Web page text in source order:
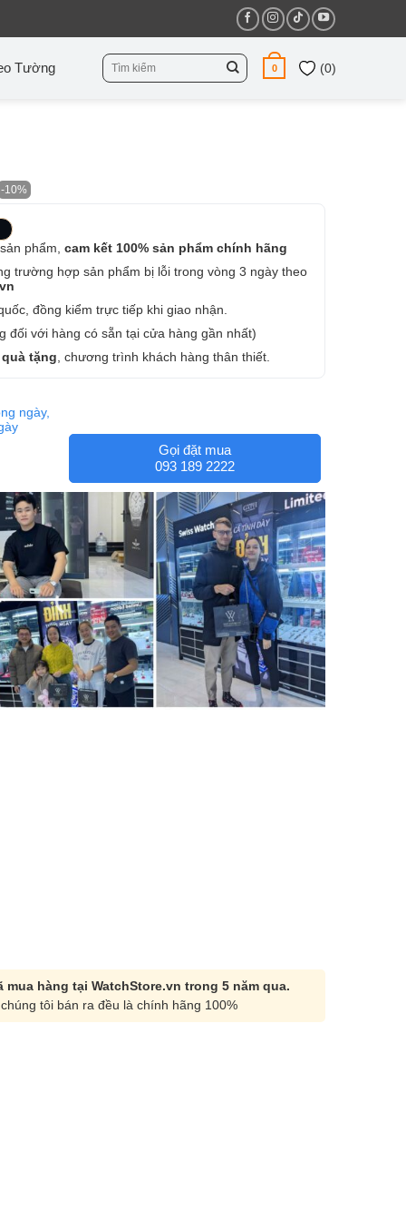
Tường
Tìm
kiếm:
0 (0)
-10%
phẩm, cam kết 100% sản phẩm chính hãng
trường hợp sản phẩm bị lỗi trong vòng 3 ngày theo
đồng kiểm trực tiếp khi giao nhận.
đối với hàng có sẵn tại cửa hàng gần nhất)
tặng , chương trình khách hàng thân thiết.
ngày,
Gọi đặt mua
093 189 2222
mua hàng tại WatchStore.vn trong 5 năm qua.
tôi bán ra đều là chính hãng 100%